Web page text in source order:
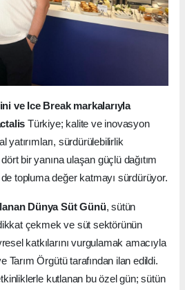
ve Ice Break markalarıyla
Türkiye; kalite ve inovasyon
yatırımları, sürdürülebilirlik
bir yanına ulaşan güçlü dağıtım
topluma değer katmayı sürdürüyor.
Dünya Süt Günü, sütün
çekmek ve süt sektörünün
katkılarını vurgulamak amacıyla
Tarım Örgütü tarafından ilan edildi.
kutlanan bu özel gün; sütün